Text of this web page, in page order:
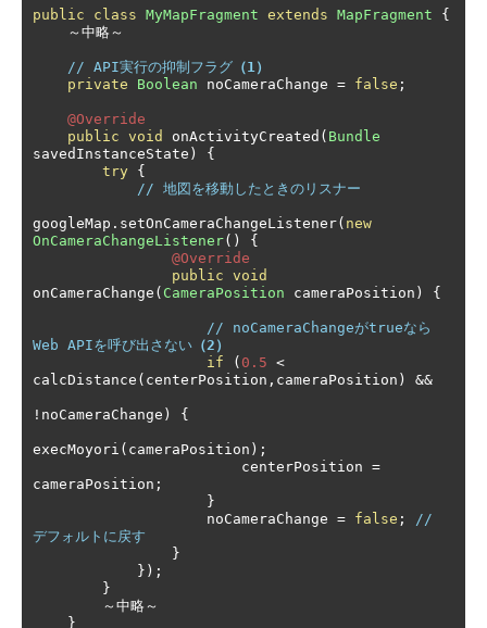
public class MyMapFragment extends MapFragment
{
～中略～
// API実行の抑制フラグ （1）
private
Boolean noCameraChange = false ;
@Override
public void onActivityCreated ( Bundle
savedInstanceState )
{
try
{
// 地図を移動したときのリスナー
googleMap . setOnCameraChangeListener( new
OnCameraChangeListener()
{
@Override
public void
onCameraChange ( CameraPosition cameraPosition ) {
// noCameraChangeがtrueなら
Web APIを呼び出さない （2）
if
( 0.5 <
calcDistance ( centerPosition , cameraPosition ) &&
! noCameraChange ) {
execMoyori ( cameraPosition );
                        centerPosition
=
cameraPosition ;
}
                    noCameraChange
= false ;
//
デフォルトに戻す
}
});
}
～中略～
}